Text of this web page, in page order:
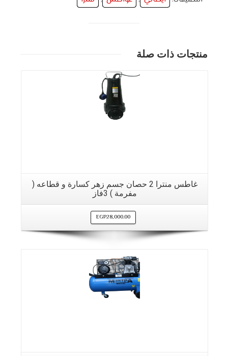
منتجات ذات صلة
غاطس منترا 2 حصان جسم زهر كسارة و قطاعه (
مفرمة ) 3فاز
EGP28,000.00